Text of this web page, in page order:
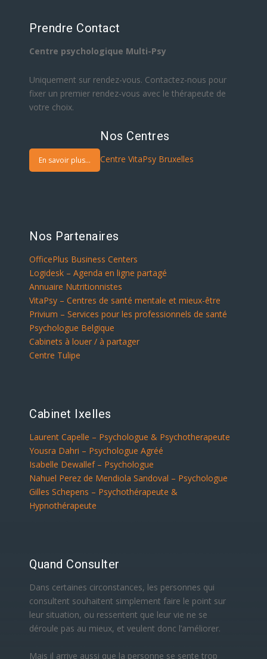
Prendre Contact
Centre psychologique Multi-Psy
Uniquement sur rendez-vous. Contactez-nous pour
fixer un premier rendez-vous avec le thérapeute de
votre choix.
En savoir plus...
Nos Centres
Centre VitaPsy Bruxelles
Nos Partenaires
OfficePlus Business Centers
Logidesk – Agenda en ligne partagé
Annuaire Nutritionnistes
VitaPsy – Centres de santé mentale et mieux-être
Privium – Services pour les professionnels de santé
Psychologue Belgique
Cabinets à louer / à partager
Centre Tulipe
Cabinet Ixelles
Laurent Capelle – Psychologue & Psychotherapeute
Yousra Dahri – Psychologue Agréé
Isabelle Dewallef – Psychologue
Nahuel Perez de Mendiola Sandoval – Psychologue
Gilles Schepens – Psychothérapeute &
Hypnothérapeute
Quand Consulter
Dans certaines circonstances, les personnes qui
consultent souhaitent simplement faire le point sur
leur situation, ou ressentent que leur vie ne se
déroule pas au mieux, et veulent donc l’améliorer.
Mais il arrive aussi que la personne se sente trop